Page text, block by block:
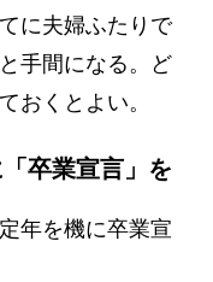
に夫婦ふたりで
手間になる。ど
おくとよい。
卒業宣言」を
年を機に卒業宣